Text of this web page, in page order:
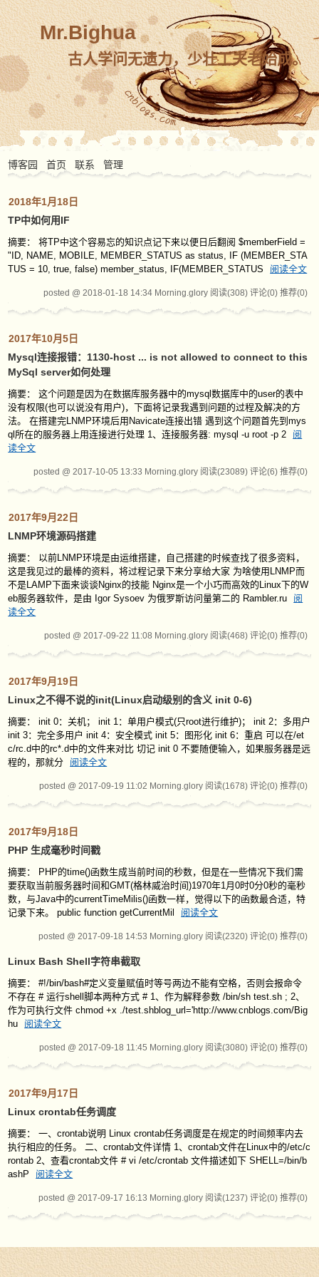
Mr.Bighua
古人学问无遗力，少壮工夫老始成。
博客园 首页 联系 管理
2018年1月18日
TP中如何用IF
摘要： 将TP中这个容易忘的知识点记下来以便日后翻阅 $memberField =
"ID, NAME, MOBILE, MEMBER_STATUS as status, IF (MEMBER_STA
TUS = 10, true, false) member_status, IF(MEMBER_STATUS
阅读全文
posted @ 2018-01-18 14:34 Morning.glory 阅读(308) 评论(0) 推荐(0)
2017年10月5日
Mysql连接报错：1130-host ... is not allowed to connect to this
MySql server如何处理
摘要： 这个问题是因为在数据库服务器中的mysql数据库中的user的表中
没有权限(也可以说没有用户)，下面将记录我遇到问题的过程及解决的方
法。 在搭建完LNMP环境后用Navicate连接出错 遇到这个问题首先到mys
ql所在的服务器上用连接进行处理 1、连接服务器: mysql -u root -p 2
阅
读全文
posted @ 2017-10-05 13:33 Morning.glory 阅读(23089) 评论(6) 推荐(0)
2017年9月22日
LNMP环境源码搭建
摘要： 以前LNMP环境是由运维搭建，自己搭建的时候查找了很多资料，
这是我见过的最棒的资料，将过程记录下来分享给大家 为啥使用LNMP而
不是LAMP下面来谈谈Nginx的技能 Nginx是一个小巧而高效的Linux下的W
eb服务器软件，是由 Igor Sysoev 为俄罗斯访问量第二的 Rambler.ru
阅
读全文
posted @ 2017-09-22 11:08 Morning.glory 阅读(468) 评论(0) 推荐(0)
2017年9月19日
Linux之不得不说的init(Linux启动级别的含义 init 0-6)
摘要： init 0：关机； init 1：单用户模式(只root进行维护)； init 2：多用户
init 3：完全多用户 init 4：安全模式 init 5：图形化 init 6：重启 可以在/et
c/rc.d中的rc*.d中的文件来对比 切记 init 0 不要随便输入，如果服务器是远
程的，那就分
阅读全文
posted @ 2017-09-19 11:02 Morning.glory 阅读(1678) 评论(0) 推荐(0)
2017年9月18日
PHP 生成毫秒时间戳
摘要： PHP的time()函数生成当前时间的秒数，但是在一些情况下我们需
要获取当前服务器时间和GMT(格林威治时间)1970年1月0时0分0秒的毫秒
数，与Java中的currentTimeMilis()函数一样，觉得以下的函数最合适，特
记录下来。 public function getCurrentMil
阅读全文
posted @ 2017-09-18 14:53 Morning.glory 阅读(2320) 评论(0) 推荐(0)
Linux Bash Shell字符串截取
摘要： #!/bin/bash#定义变量赋值时等号两边不能有空格，否则会报命令
不存在 # 运行shell脚本两种方式 # 1、作为解释参数 /bin/sh test.sh ; 2、
作为可执行文件 chmod +x ./test.shblog_url='http://www.cnblogs.com/Big
hu
阅读全文
posted @ 2017-09-18 11:45 Morning.glory 阅读(3080) 评论(0) 推荐(0)
2017年9月17日
Linux crontab任务调度
摘要： 一、crontab说明 Linux crontab任务调度是在规定的时间频率内去
执行相应的任务。 二、crontab文件详情 1、crontab文件在Linux中的/etc/c
rontab 2、查看crontab文件 # vi /etc/crontab 文件描述如下 SHELL=/bin/b
ashP
阅读全文
posted @ 2017-09-17 16:13 Morning.glory 阅读(1237) 评论(0) 推荐(0)